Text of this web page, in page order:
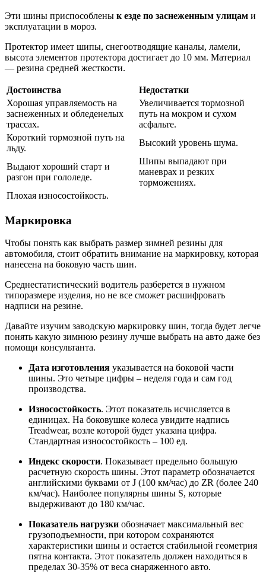
Эти шины приспособлены к езде по заснеженным улицам и
эксплуатации в мороз.
Протектор имеет шипы, снегоотводящие каналы, ламели,
высота элементов протектора достигает до 10 мм. Материал
— резина средней жесткости.
Достоинства
Недостатки
Хорошая управляемость на
заснеженных и обледенелых
трассах.
Увеличивается тормозной
путь на мокром и сухом
асфальте.
Короткий тормозной путь на
льду.
Высокий уровень шума.
Выдают хороший старт и
разгон при гололеде.
Шипы выпадают при
маневрах и резких
торможениях.
Плохая износостойкость.
Маркировка
Чтобы понять как выбрать размер зимней резины для
автомобиля, стоит обратить внимание на маркировку, которая
нанесена на боковую часть шин.
Среднестатистический водитель разберется в нужном
типоразмере изделия, но не все сможет расшифровать
надписи на резине.
Давайте изучим заводскую маркировку шин, тогда будет легче
понять какую зимнюю резину лучше выбрать на авто даже без
помощи консультанта.
Дата изготовления указывается на боковой части
шины. Это четыре цифры – неделя года и сам год
производства.
Износостойкость. Этот показатель исчисляется в
единицах. На боковушке колеса увидите надпись
Treadwear, возле которой будет указана цифра.
Стандартная износостойкость – 100 ед.
Индекс скорости. Показывает предельно большую
расчетную скорость шины. Этот параметр обозначается
английскими буквами от J (100 км/час) до ZR (более 240
км/час). Наиболее популярны шины S, которые
выдерживают до 180 км/час.
Показатель нагрузки обозначает максимальный вес
грузоподъемности, при котором сохраняются
характеристики шины и остается стабильной геометрия
пятна контакта. Этот показатель должен находиться в
пределах 30-35% от веса снаряженного авто.